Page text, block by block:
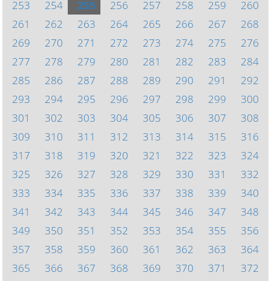
253
254 255 256 257 258 259
260
261
262 263 264 265 266 267
268
269
270 271 272 273 274 275
276
277
278 279 280 281 282 283
284
285
286 287 288 289 290 291
292
293
294 295 296 297 298 299
300
301
302 303 304 305 306 307
308
309
310 311 312 313 314 315
316
317
318 319 320 321 322 323
324
325
326 327 328 329 330 331
332
333
334 335 336 337 338 339
340
341
342 343 344 345 346 347
348
349
350 351 352 353 354 355
356
357
358 359 360 361 362 363
364
365
366 367 368 369 370 371
372